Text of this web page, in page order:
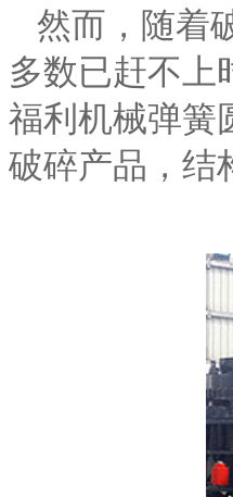
然而，随着
多数已赶不上
福利机械弹簧
破碎产品，结